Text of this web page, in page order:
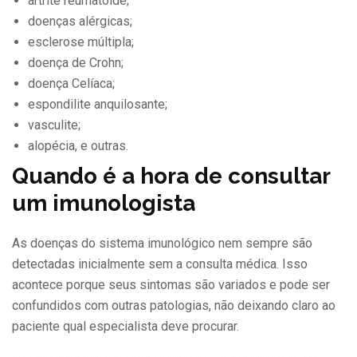
doenças alérgicas;
esclerose múltipla;
doença de Crohn;
doença Celíaca;
espondilite anquilosante;
vasculite;
alopécia, e outras.
Quando é a hora de consultar
um imunologista
As doenças do sistema imunológico nem sempre são
detectadas inicialmente sem a consulta médica. Isso
acontece porque seus sintomas são variados e pode ser
confundidos com outras patologias, não deixando claro ao
paciente qual especialista deve procurar.